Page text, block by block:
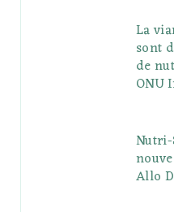
La
sont
de
ONU
Nutri-
Allo